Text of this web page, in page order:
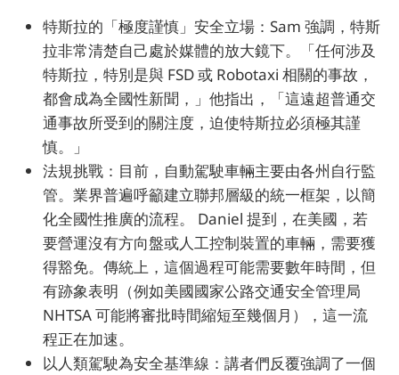
特斯拉的「極度謹慎」安全立場：Sam 強調，特斯
拉非常清楚自己處於媒體的放大鏡下。「任何涉及
特斯拉，特別是與 FSD 或 Robotaxi 相關的事故，
都會成為全國性新聞，」他指出，「這遠超普通交
通事故所受到的關注度，迫使特斯拉必須極其謹
慎。」
法規挑戰：目前，自動駕駛車輛主要由各州自行監
管。業界普遍呼籲建立聯邦層級的統一框架，以簡
化全國性推廣的流程。 Daniel 提到，在美國，若
要營運沒有方向盤或人工控制裝置的車輛，需要獲
得豁免。傳統上，這個過程可能需要數年時間，但
有跡象表明（例如美國國家公路交通安全管理局
NHTSA 可能將審批時間縮短至幾個月），這一流
程正在加速。
以人類駕駛為安全基準線：講者們反覆強調了一個